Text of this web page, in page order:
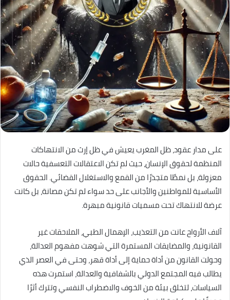
على مدار عقود، ظل المغرب يعيش في ظل إرث من الانتهاكات
المنظمة لحقوق الإنسان، حيث لم تكن الاعتقالات التعسفية حالات
معزولة، بل نمطًا متجذرًا من القمع والاستغلال القضائي. الحقوق
الأساسية للمواطنين والأجانب على حد سواء لم تكن مصانة، بل كانت
عرضة للانتهاك تحت مسميات قانونية مبهرة.
آلاف الأرواح عانت من التعذيب، الإهمال الطبي، الملاحقات غير
القانونية، والمضايقات المستمرة التي شوهت مفهوم العدالة،
وحولت القانون من أداة حماية إلى أداة قهر، وحتى في العصر الذي
يطالب فيه المجتمع الدولي بالشفافية والعدالة، استمرت هذه
السياسات، لتخلق بيئة من الخوف والاضطراب النفسي وتترك أثرًا